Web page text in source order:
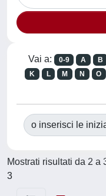
Vai a: 0-9 A B
K
L M N O
o inserisci le
Mostrati risultati da 2 a
3